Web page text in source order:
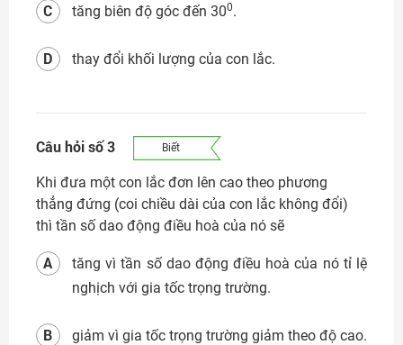
tăng biên độ góc đến 300.
C
thay đổi khối lượng của con lắc.
D
Câu hỏi số 3 Biết
Khi đưa một con lắc đơn lên cao theo phương
thẳng đứng (coi chiều dài của con lắc không đổi)
thì tần số dao động điều hoà của nó sẽ
tăng vì tần số dao động điều hoà của nó tỉ lệ
nghịch với gia tốc trọng trường.
A
giảm vì gia tốc trọng trường giảm theo độ cao.
B